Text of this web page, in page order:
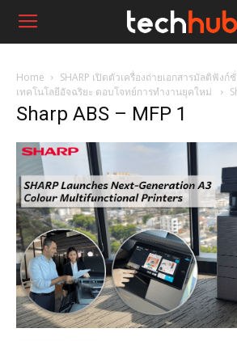
Home
SHARP เปิดตัวเครื่องถ่ายเอกสารมัลติฟัง
เทคโนโลยีอัจฉริยะ ตอบโจทย์การทำงานยุคใหม่
Sharp ABS – MFP 1